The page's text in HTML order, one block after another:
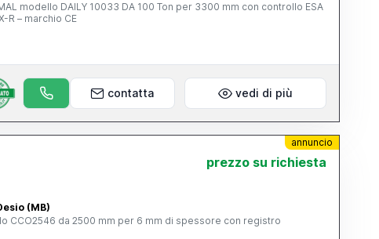
modello DAILY 10033 DA 100 Ton per 3300 mm con controllo ESA
R – marchio CE
contatta vedi di più
annuncio
prezzo su richiesta
(MB)
CCO2546 da 2500 mm per 6 mm di spessore con registro